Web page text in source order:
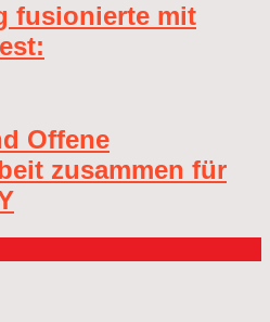
fusionierte mit
Offene
zusammen für